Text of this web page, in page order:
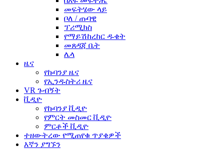
መፍትሄው ላይ
ቦለ / ጡባዊ
ፕሪሚክስ
የማይሽከረከር ዱቄት
መጸዳጃ ቤት
ሌላ
ዜና
የኩባንያ ዜና
የኢንዱስትሪ ዜና
VR ጉብኝት
ቪዲዮ
የኩባንያ ቪዲዮ
የምርት መስመር ቪዲዮ
ምርቶች ቪዲዮ
ተዘውትረው የሚጠየቁ ጥያቄዎች
እኛን ያግኙን